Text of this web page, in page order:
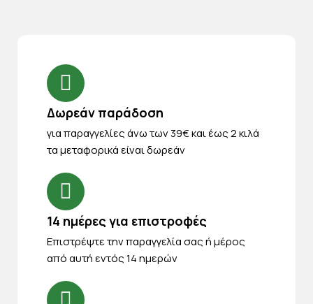
Δωρεάν παράδοση
για παραγγελίες άνω των 39€ και έως 2 κιλά
τα μεταφορικά είναι δωρεάν
14 ημέρες για επιστροφές
Eπιστρέψτε την παραγγελία σας ή μέρος
από αυτή εντός 14 ημερών